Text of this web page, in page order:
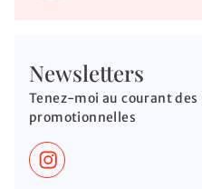
Newsletters
Tenez-moi au courant
promotionnelles